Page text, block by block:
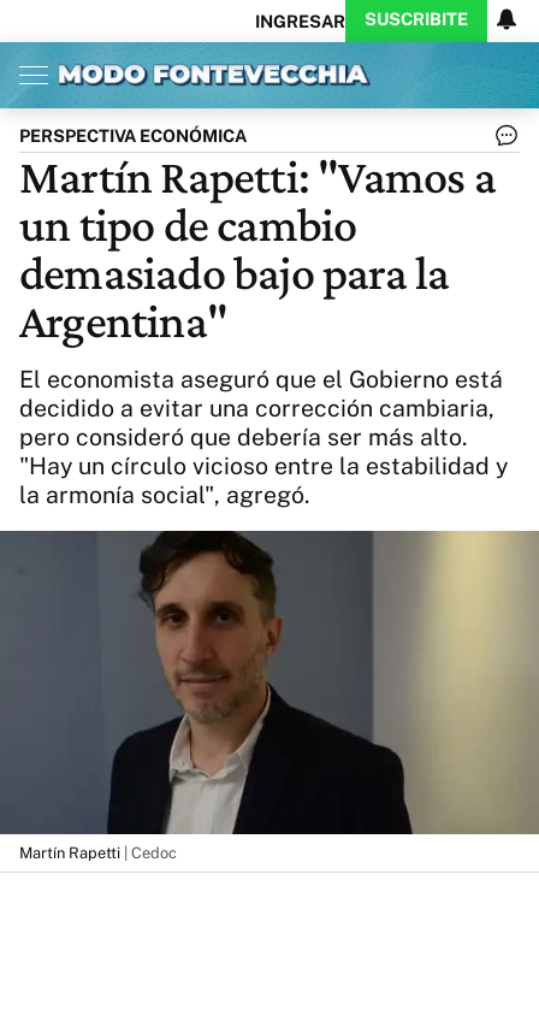
INGRESAR SUSCRIBITE
Inicio Ahora
Opinión
Política
Ciencia
Protagonistas
Cultura
Arte
Educación
Internacional
Clima
CARAS
Exitoina
Videos
Córdoba
Reperfilar
Business
Noticias
Exitoina
Diario del Juicio
Actualidad
PERSPECTIVA ECONÓMICA
Martín Rapetti: "Vamos a
un tipo de cambio
demasiado bajo para la
Argentina"
El economista aseguró que el Gobierno está
decidido a evitar una corrección cambiaria,
pero consideró que debería ser más alto.
"Hay un círculo vicioso entre la estabilidad y
la armonía social", agregó.
Martín Rapetti | Cedoc